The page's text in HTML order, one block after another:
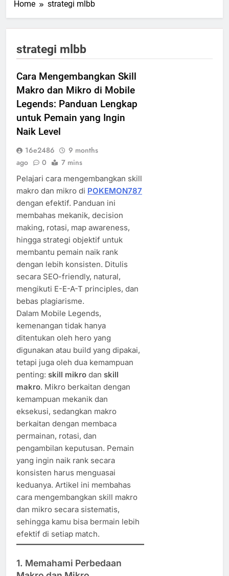
Home strategi mlbb
strategi mlbb
Cara Mengembangkan Skill
Makro dan Mikro di Mobile
Legends: Panduan Lengkap
untuk Pemain yang Ingin
Naik Level
16e2486
9 months
ago
0 7 mins
Pelajari cara mengembangkan skill
makro dan mikro di POKEMON787
dengan efektif. Panduan ini
membahas mekanik, decision
making, rotasi, map awareness,
hingga strategi objektif untuk
membantu pemain naik rank
dengan lebih konsisten. Ditulis
secara SEO-friendly, natural,
mengikuti E-E-A-T principles, dan
bebas plagiarisme.
Dalam Mobile Legends,
kemenangan tidak hanya
ditentukan oleh hero yang
digunakan atau build yang dipakai,
tetapi juga oleh dua kemampuan
penting: skill mikro dan skill
makro. Mikro berkaitan dengan
kemampuan mekanik dan
eksekusi, sedangkan makro
berkaitan dengan membaca
permainan, rotasi, dan
pengambilan keputusan. Pemain
yang ingin naik rank secara
konsisten harus menguasai
keduanya. Artikel ini membahas
cara mengembangkan skill makro
dan mikro secara sistematis,
sehingga kamu bisa bermain lebih
efektif di setiap match.
1. Memahami Perbedaan